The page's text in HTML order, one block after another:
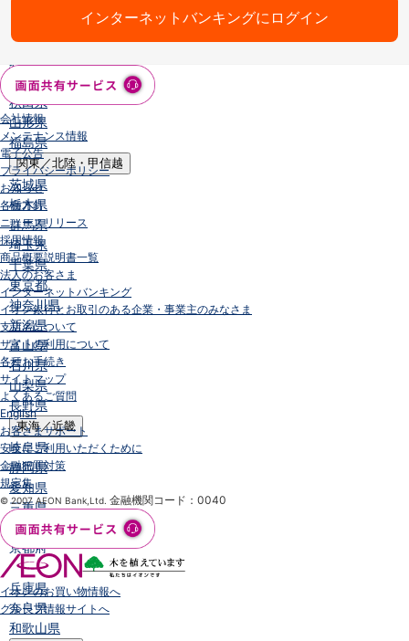
青森県
岩手県
宮城県
秋田県
山形県
福島県
関東／北陸・甲信越
茨城県
栃木県
群馬県
埼玉県
千葉県
東京都
神奈川県
新潟県
富山県
石川県
山梨県
長野県
東海／近畿
岐阜県
静岡県
愛知県
三重県
滋賀県
京都府
大阪府
兵庫県
奈良県
和歌山県
インターネットバンキングにログイン
会社情報
メンテナンス情報
電子公告
プライバシーポリシー
お知らせ
各種方針
ニュースリリース
採用情報
商品概要説明書一覧
法人のお客さま
インターネットバンキング
イオン銀行とお取引のある企業・事業主のみなさま
支店名について
サイトの利用について
各種お手続き
サイトマップ
よくあるご質問
English
お客さまサポート
安全にご利用いただくために
金融犯罪対策
規定集
© 2007 AEON Bank,Ltd. 金融機関コード：0040
イオンのお買い物情報へ
グループ情報サイトへ